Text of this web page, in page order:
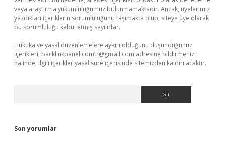
veya araştırma yükümlülüğümüz bulunmamaktadır. Ancak, üyelerimiz
yazdıkları içeriklerin sorumluluğunu taşımakta olup, siteye üye olarak
bu sorumluluğu kabul etmiş sayılırlar.
Hukuka ve yasal düzenlemelere aykırı olduğunu düşündüğünüz
içerikleri, backlinkpanelicomtr@gmail.com adresine bildirmeniz
halinde, ilgili içerikler yasal süre içerisinde sitemizden kaldırılacaktır.
Son yorumlar